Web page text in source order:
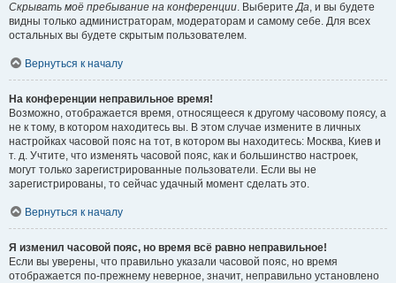
Скрывать моё пребывание на конференции. ВыберитеДа, и вы будете
видны только администраторам, модераторам и самому себе. Для всех
остальных вы будете скрытым пользователем.
Вернуться к началу
На конференции неправильное время!
Возможно, отображается время, относящееся к другому часовому поясу, а
не к тому, в котором находитесь вы. В этом случае измените в личных
настройках часовой пояс на тот, в котором вы находитесь: Москва, Киев и
т. д. Учтите, что изменять часовой пояс, как и большинство настроек,
могут только зарегистрированные пользователи. Если вы не
зарегистрированы, то сейчас удачный момент сделать это.
Вернуться к началу
Я изменил часовой пояс, но время всё равно неправильное!
Если вы уверены, что правильно указали часовой пояс, но время
отображается по-прежнему неверное, значит, неправильно установлено